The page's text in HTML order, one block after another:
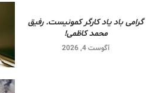
گرامی باد یاد کارگر کمونیست. رفیق
محمد کاظمی!
آگوست 4, 2026